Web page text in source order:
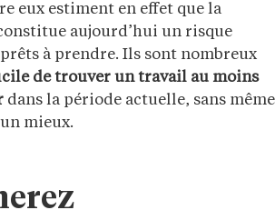
eux estiment en effet que la
aujourd’hui un risque
prêts à prendre. Ils sont nombreux
de trouver un travail au moins
dans la période actuelle, sans même
mieux.